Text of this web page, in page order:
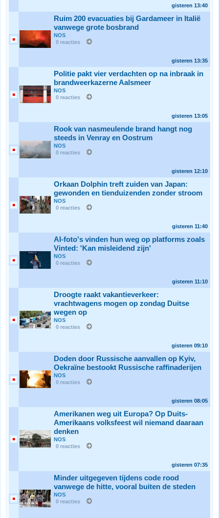
gisteren 13:40
Ruim 200 evacuaties bij Gardameer in Italië
vanwege grote bosbrand
NOS
0 reacties
gisteren 13:35
Politie pakt vier verdachten op na inbraak in
brandweerkazerne Aalsmeer
NOS
0 reacties
gisteren 13:05
Rook van nasmeulende brand hangt nog
steeds in Venray en Oostrum
NOS
0 reacties
gisteren 12:10
Orkaan Dolphin treft zuiden van Japan:
gewonden en tienduizenden zonder stroom
NOS
0 reacties
gisteren 11:40
AI-foto's vinden hun weg op platforms zoals
Vinted: 'Kan misleidend zijn'
NOS
0 reacties
gisteren 11:10
Droogte raakt vakantieverkeer:
vrachtwagens mogen op zondag Duitse
wegen op
NOS
0 reacties
gisteren 09:10
Doden door Russische aanvallen op Kyiv,
Oekraïne bestookt Russische raffinaderijen
NOS
0 reacties
gisteren 08:05
Amerikanen weg uit Europa? Op Duits-
Amerikaans volksfeest wil niemand daaraan
denken
NOS
0 reacties
gisteren 07:35
Minder uitgegeven tijdens code rood
vanwege de hitte, vooral buiten de steden
NOS
0 reacties